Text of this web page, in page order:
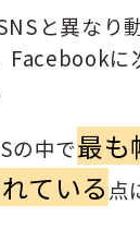
と異なり
Facebookに
の中で最も
ている 点